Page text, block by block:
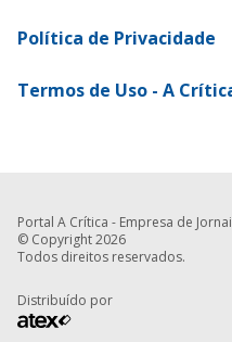
Política de Privacidade
Termos de Uso - A
Portal A Crítica - Empresa de
© Copyright 2026
Todos direitos reservados.
Distribuído por